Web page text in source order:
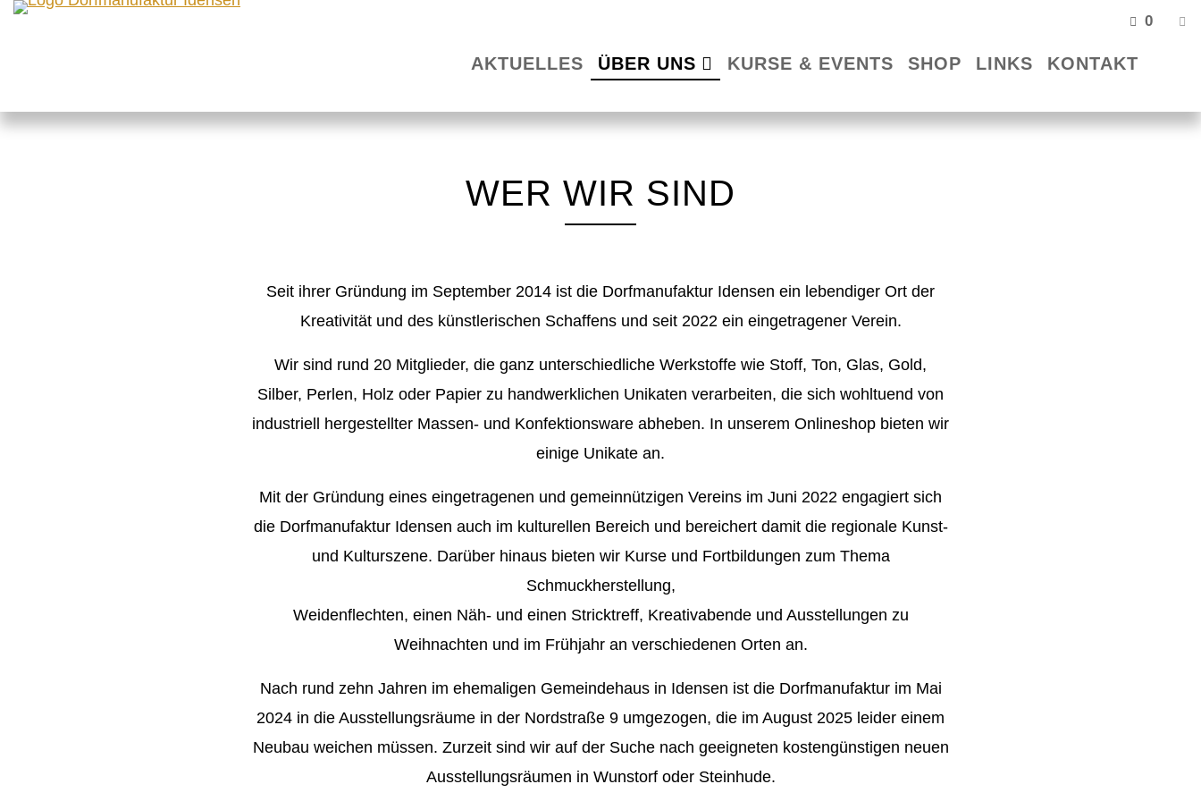
AKTUELLES ÜBER UNS KURSE & EVENTS SHOP LINKS KONTAKT
0
WER WIR SIND
Seit ihrer Gründung im September 2014 ist die Dorfmanufaktur Idensen ein lebendiger Ort der
Kreativität und des künstlerischen Schaffens und seit 2022 ein eingetragener Verein.
Wir sind rund 20 Mitglieder, die ganz unterschiedliche Werkstoffe wie Stoff, Ton, Glas, Gold,
Silber, Perlen, Holz oder Papier zu handwerklichen Unikaten verarbeiten, die sich wohltuend von
industriell hergestellter Massen- und Konfektionsware abheben. In unserem Onlineshop bieten wir
einige Unikate an.
Mit der Gründung eines eingetragenen und gemeinnützigen Vereins im Juni 2022 engagiert sich
die Dorfmanufaktur Idensen auch im kulturellen Bereich und bereichert damit die regionale Kunst-
und Kulturszene. Darüber hinaus bieten wir Kurse und Fortbildungen zum Thema
Schmuckherstellung,
Weidenflechten, einen Näh- und einen Stricktreff, Kreativabende und Ausstellungen zu
Weihnachten und im Frühjahr an verschiedenen Orten an.
Nach rund zehn Jahren im ehemaligen Gemeindehaus in Idensen ist die Dorfmanufaktur im Mai
2024 in die Ausstellungsräume in der Nordstraße 9 umgezogen, die im August 2025 leider einem
Neubau weichen müssen. Zurzeit sind wir auf der Suche nach geeigneten kostengünstigen neuen
Ausstellungsräumen in Wunstorf oder Steinhude.